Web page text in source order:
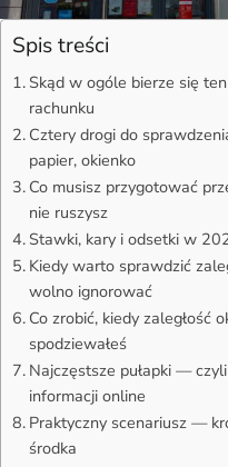
Spis treści
Skąd w ogóle bierze się
rachunku
Cztery drogi do
papier, okienko
Co musisz przygotować
nie ruszysz
Stawki, kary i odsetki w
Kiedy warto sprawdzić
wolno ignorować
Co zrobić, kiedy zaległość
spodziewałeś
Najczęstsze pułapki —
informacji online
Praktyczny scenariusz —
środka